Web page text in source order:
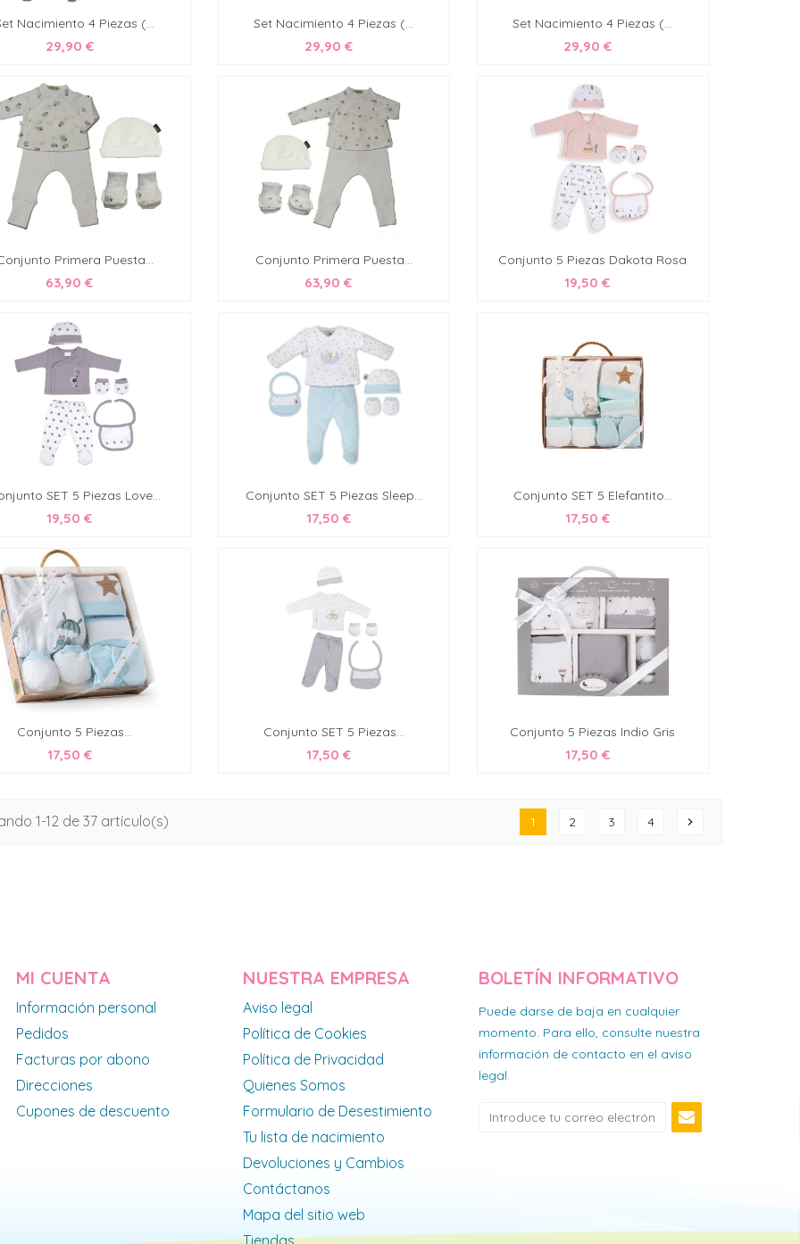
Nacimiento 4 Piezas (...
29,90 €
Set Nacimiento 4 Piezas (...
29,90 €
Set Nacimiento 4 Piezas (...
29,90 €
Primera Puesta...
63,90 €
Conjunto Primera Puesta...
63,90 €
Conjunto 5 Piezas Dakota Rosa
19,50 €
SET 5 Piezas Love...
19,50 €
Conjunto SET 5 Piezas Sleep...
17,50 €
Conjunto SET 5 Elefantito...
17,50 €
Conjunto 5 Piezas...
17,50 €
Conjunto SET 5 Piezas...
17,50 €
Conjunto 5 Piezas Indio Gris
17,50 €
1-12 de 37 artículo(s) 1 2 3 4 chevron_right
MI CUENTA
Información personal
Pedidos
Facturas por abono
Direcciones
Cupones de descuento
NUESTRA EMPRESA
Aviso legal
Política de Cookies
Política de Privacidad
Quienes Somos
Formulario de Desestimiento
Tu lista de nacimiento
Devoluciones y Cambios
Contáctanos
Mapa del sitio web
Tiendas
BOLETÍN INFORMATIVO
Puede darse de baja en cualquier
momento. Para ello, consulte nuestra
información de contacto en el aviso
legal.